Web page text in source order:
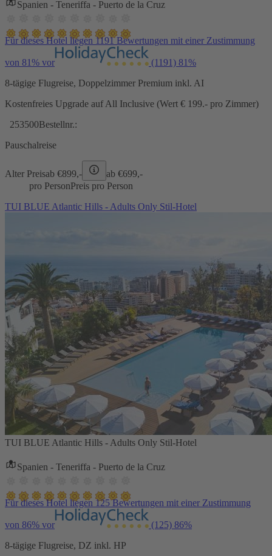
Spanien - Teneriffa - Puerto de la Cruz
Für dieses Hotel liegen 1191 Bewertungen mit einer Zustimmung
von 81% vor (1191) 81%
8-tägige Flugreise, Doppelzimmer Premium inkl. AI
Kostenfreies Upgrade auf All Inclusive (Wert € 199.- pro Zimmer)
253500Bestellnr.:
Pauschalreise
Alter Preisab €899,- ab €699,-
pro PersonPreis pro Person
TUI BLUE Atlantic Hills - Adults Only Stil-Hotel
TUI BLUE Atlantic Hills - Adults Only Stil-Hotel
Spanien - Teneriffa - Puerto de la Cruz
Für dieses Hotel liegen 125 Bewertungen mit einer Zustimmung
von 86% vor (125) 86%
8-tägige Flugreise, DZ inkl. HP